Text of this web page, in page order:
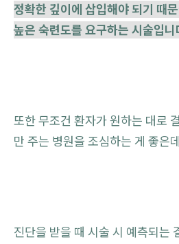
정확한 깊이에 삽입해야 되기 때
높은 숙련도를 요구하는 시술입니
또한 무조건 환자가 원하는 대로
만 주는 병원을 조심하는 게 좋은
진단을 받을 때 시술 시 예측되는